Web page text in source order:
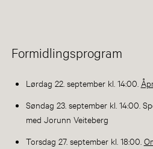
Formidlingsprogram
Lørdag 22. september kl. 14:00.
Søndag 23. september kl. 14:00.
med Jorunn Veiteberg
Torsdag 27. september kl. 18:00.